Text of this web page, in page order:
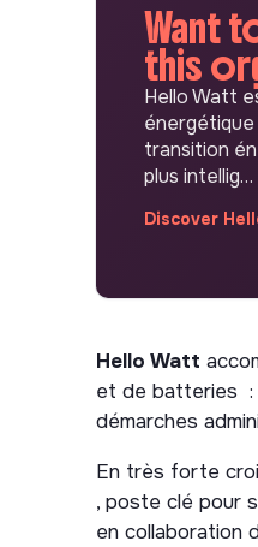
Want
this
Hello Watt
transition
plus intellig…
Discover
Hello Watt
et de batteries :
démarches
En très forte
, poste clé pour
en collaboration